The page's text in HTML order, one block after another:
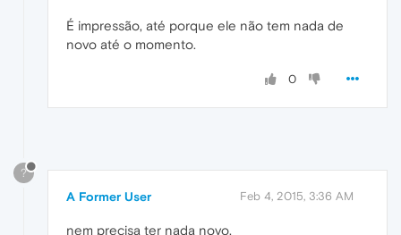
É impressão, até porque ele não tem nada de
novo até o momento.
0
?
A Former User Feb 4, 2015, 3:36 AM
nem precisa ter nada novo.